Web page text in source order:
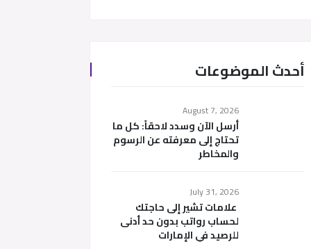
أحدث الموضوعات
August 7, 2026
أرسل الآن وسدد لاحقاً: كل ما
تحتاج إلى معرفته عن الرسوم
والمخاطر
July 31, 2026
علامات تشير إلى حاجتك
لحساب رواتب بدون حد أدنى
للرصيد في الإمارات